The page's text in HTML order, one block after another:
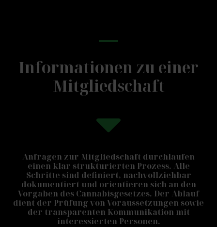
Informationen zu einer
Mitgliedschaft
Anfragen zur Mitgliedschaft durchlaufen
einen klar strukturierten Prozess. Alle
Schritte sind definiert, nachvollziehbar
dokumentiert und orientieren sich an den
Vorgaben des Cannabisgesetzes. Der Ablauf
dient der Prüfung von Voraussetzungen sowie
der transparenten Kommunikation mit
interessierten Personen.